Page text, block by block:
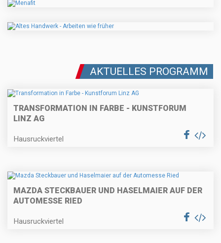
AKTUELLES PROGRAMM
TRANSFORMATION IN FARBE - KUNSTFORUM
LINZ AG
Hausruckviertel
MAZDA STECKBAUER UND HASELMAIER AUF DER
AUTOMESSE RIED
Hausruckviertel